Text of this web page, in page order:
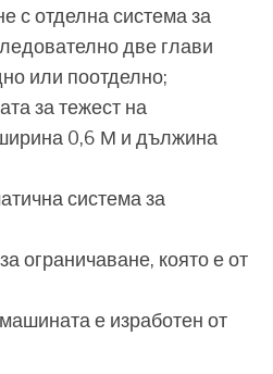
с отделна система за
две глави
или поотделно;
за тежест на
0,6 М и дължина
система за
ограничаване, която е от
е изработен от